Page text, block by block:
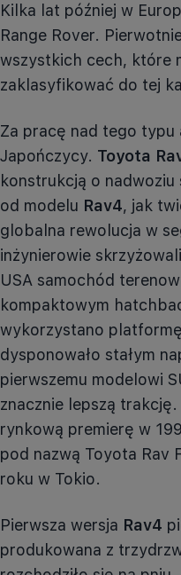
Kilka lat później w
Range Rover.
wszystkich cech, które
zaklasyfikować do tej
Za pracę nad tego typu
Japończycy. Toyota
konstrukcją o nadwoziu
od modelu Rav4, jak
globalna rewolucja w
inżynierowie
USA samochód
kompaktowym
wykorzystano
dysponowało stałym
pierwszemu modelowi
znacznie lepszą trakcję.
rynkową premierę w
pod nazwą Toyota Rav
roku w Tokio.
Pierwsza wersja Rav4
produkowana z